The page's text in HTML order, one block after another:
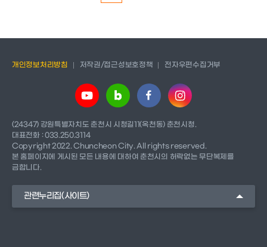
개인정보처리방침 저작권/접근성보호정책 전자우편수집거부
(24347) 강원특별자치도 춘천시 시청길11(옥천동) 춘천시청.
대표전화 : 033.250.3114
Copyright 2022. Chuncheon City. All rights reserved.
본 홈페이지에 게시된 모든 내용에 대하여 춘천시의 허락없는 무단복제를
금합니다.
관련누리집(사이트)